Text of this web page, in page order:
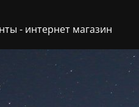
- интернет магазин